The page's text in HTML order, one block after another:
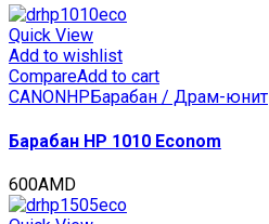
(CET),
60000
стр.,
CET6546
quantity
Quick View
Add to wishlist
CompareAdd to cart
CANON HP Барабан / Драм-юнит
Барабан HP 1010 Econom
600AMD